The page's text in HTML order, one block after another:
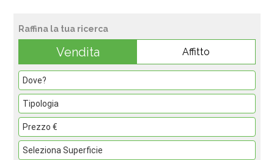
Raffina la tua ricerca
Vendita Affitto